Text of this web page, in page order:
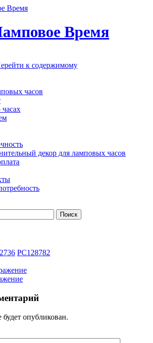
Время
к содержимому
часов
декор для ламповых часов
PC128782
опубликован.